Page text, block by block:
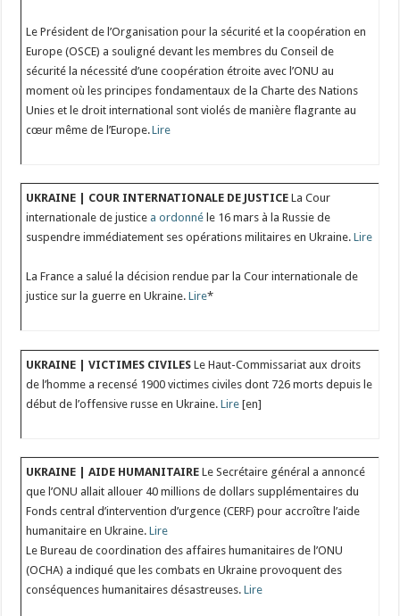
Le Président de l’Organisation pour la sécurité et la coopération en
Europe (OSCE) a souligné devant les membres du Conseil de
sécurité la nécessité d’une coopération étroite avec l’ONU au
moment où les principes fondamentaux de la Charte des Nations
Unies et le droit international sont violés de manière flagrante au
cœur même de l’Europe.Lire
UKRAINE | COUR INTERNATIONALE DE JUSTICE La Cour
internationale de justice a ordonné le 16 mars à la Russie de
suspendre immédiatement ses opérations militaires en Ukraine.Lire
La France a salué la décision rendue par la Cour internationale de
justice sur la guerre en Ukraine.Lire*
UKRAINE | VICTIMES CIVILES Le Haut-Commissariat aux droits
de l’homme a recensé 1900 victimes civiles dont 726 morts depuis le
début de l’offensive russe en Ukraine.Lire [en]
UKRAINE | AIDE HUMANITAIRE Le Secrétaire général a annoncé
que l’ONU allait allouer 40 millions de dollars supplémentaires du
Fonds central d’intervention d’urgence (CERF) pour accroître l’aide
humanitaire en Ukraine.Lire
Le Bureau de coordination des affaires humanitaires de l’ONU
(OCHA) a indiqué que les combats en Ukraine provoquent des
conséquences humanitaires désastreuses.Lire